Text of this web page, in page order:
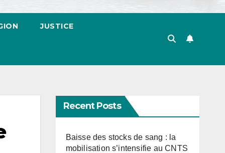
JUSTICE
Recent Posts
Baisse des stocks de sang : la
mobilisation s’intensifie au CNTS